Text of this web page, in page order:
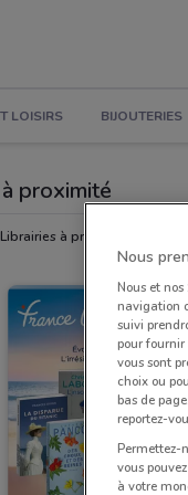
LOISIRS BIJOUTERIES
proximité
à proximité
Nous
Nous et nos
navigation
suivi
pour fournir
vous sont
choix ou
bas de
reportez-
Permettez-
vous
à votre